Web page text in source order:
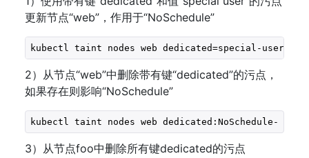
更新节点“web”，作用于“NoSchedule”
kubectl taint nodes web dedicated=special-
2）从节点“web”中删除带有键“dedicated”的污点，
如果存在则影响“NoSchedule”
kubectl taint nodes web dedicated:NoSchedule-
3）从节点foo中删除所有键dedicated的污点